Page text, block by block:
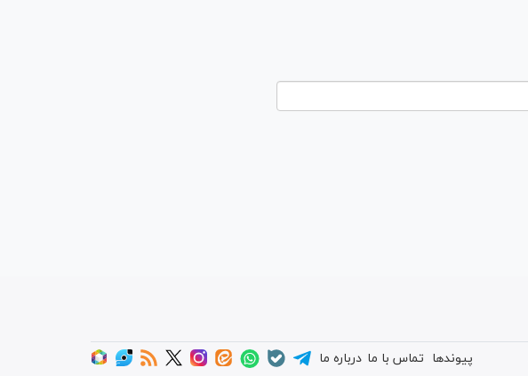
پیوندها تماس با ما درباره ما